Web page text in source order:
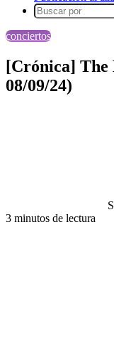
conciertos
[Crónica] The
08/09/24)
3 minutos de lectura